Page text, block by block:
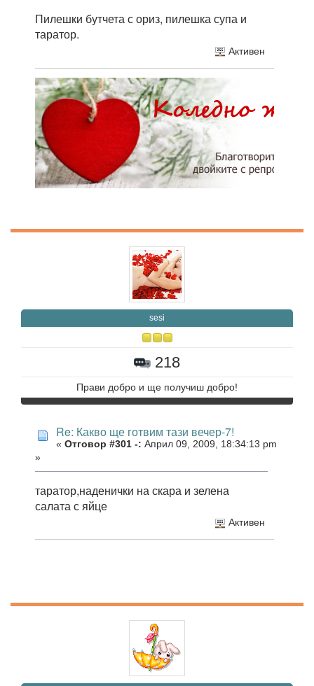
Пилешки бутчета с ориз, пилешка супа и
таратор.
Активен
sesi
218
Прави добро и ще получиш добро!
Re: Какво ще готвим тази вечер-7!
« Отговор #301 -: Април 09, 2009, 18:34:13 pm
»
таратор,наденички на скара и зелена
салата с яйце
Активен